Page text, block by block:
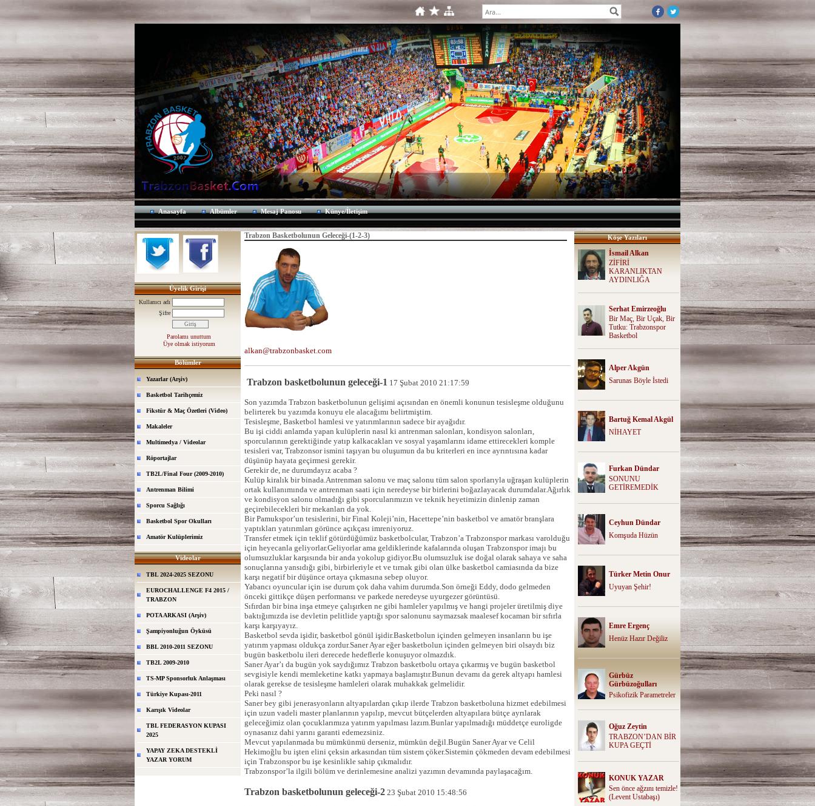
Anasayfa Albümler Mesaj Panosu Künye/İletişim
Üyelik Girişi
Kullanıcı adı
Şifre
Parolamı unuttum
Üye olmak istiyorum
Bölümler
Yazarlar (Arşiv)
Basketbol Tarihçemiz
Fikstür & Maç Özetleri (Video)
Makaleler
Multimedya / Videolar
Röportajlar
TB2L/Final Four (2009-2010)
Antrenman Bilimi
Sporcu Sağlığı
Basketbol Spor Okulları
Amatör Kulüplerimiz
Videolar
TBL 2024-2025 SEZONU
EUROCHALLENGE F4 2015 /
TRABZON
POTA ARKASI (Arşiv)
Şampiyonluğun Öyküsü
BBL 2010-2011 SEZONU
TB2L 2009-2010
TS-MP Sponsorluk Anlaşması
Türkiye Kupası-2011
Karışık Videolar
TBL FEDERASYON KUPASI
2025
YAPAY ZEKA DESTEKLİ
YAZAR YORUM
Trabzon Basketbolunun Geleceği-(1-2-3)
alkan@trabzonbasket.com
Trabzon basketbolunun geleceği-1 17 Şubat 2010 21:17:59
Son yazımda Trabzon basketbolunun gelişimi açısından en önemli konunun tesisleşme olduğunu
belirterek bu yazımda konuyu ele alacağımı belirtmiştim.
Tesisleşme, Basketbol hamlesi ve yatırımlarının sadece bir ayağıdır.
Bu işi ciddi anlamda yapan kulüplerin nasıl ki antrenman salonları, kondisyon salonları,
sporcularının gerektiğinde yatıp kalkacakları ve sosyal yaşamlarını idame ettirecekleri komple
tesisleri var, Trabzonsor ismini taşıyan bu oluşumun da bu kriterleri en ince ayrıntısına kadar
düşünüp hayata geçirmesi gerekir.
Gerekir de, ne durumdayız acaba ?
Kulüp kiralık bir binada.Antrenman salonu ve maç salonu tüm salon sporlarıyla uğraşan kulüplerin
ortak kullanımında ve antrenman saati için neredeyse bir birlerini boğazlayacak durumdalar.Ağırlık
ve kondisyon salonu olmadığı gibi sporcularımızın ve teknik heyetimizin dinlenip zaman
geçirebilecekleri bir mekanları da yok.
Bir Pamukspor’un tesislerini, bir Final Koleji’nin, Hacettepe’nin basketbol ve amatör branşlara
yaptıkları yatırımları görünce açıkçası imreniyoruz.
Transfer etmek için teklif götürdüğümüz basketbolcular, Trabzon’a Trabzonspor markası varolduğu
için heyecanla geliyorlar.Geliyorlar ama geldiklerinde kafalarında oluşan Trabzonspor imajı bu
olumsuzluklar karşısında bir anda yokolup gidiyor.Bu olumsuzluk ise doğal olarak sahaya ve saha
sonuçlarına yansıdığı gibi, birbirleriyle et ve tırnak gibi olan ülke basketbol camiasında da bize
karşı negatif bir düşünce ortaya çıkmasına sebep oluyor.
Yabancı oyuncular için ise durum çok daha vahim durumda.Son örneği Eddy, dodo gelmeden
önceki gittikçe düşen performansı ve parkede neredeyse uyurgezer görüntüsü.
Sıfırdan bir bina inşa etmeye çalışırken ne gibi hamleler yapılmış ve hangi projeler üretilmiş diye
baktığımızda ise devletin pelitlide yaptığı spor salonunu saymazsak maalesef kocaman bir sıfırla
karşı karşıyayız.
Basketbol sevda işidir, basketbol gönül işidir.Basketbolun içinden gelmeyen insanların bu işe
yatırım yapması oldukça zordur.Saner Ayar eğer basketbolun içinden gelmeyen biri olsaydı biz
bugün basketbolu ileri derecede hedeflerle konuşuyor olmazdık.
Saner Ayar’ı da bugün yok saydığımız Trabzon basketbolu ortaya çıkarmış ve bugün basketbol
sevgisiyle kendi memleketine katkı yapmaya başlamıştır.Bunun devamı da gerek altyapı hamlesi
olarak gerekse de tesisleşme hamleleri olarak muhakkak gelmelidir.
Peki nasıl ?
Saner bey gibi jenerasyonların altyapılardan çıkıp ilerde Trabzon basketboluna hizmet edebilmesi
için uzun vadeli master planlarının yapılıp, mevcut bütçelerden altyapılara bütçe ayrılarak
geleceğimiz olan çocuklarımıza yatırım yapılması lazım.Bunlar yapılmadığı müddetçe euroligde
oynasanız dahi yarını garanti edemezsiniz.
Mevcut yapılanmada bu mümkünmü derseniz, mümkün değil.Bugün Saner Ayar ve Celil
Hekimoğlu bu işten elini çeksin arkasından tüm sistem çöker.Sistemin çökmeden devam edebilmesi
için Trabzonspor bu işe kesinlikle sahip çıkmalıdır.
Trabzonspor’la ilgili bölüm ve derinlemesine analizi yazımın devamında paylaşacağım.
Trabzon basketbolunun geleceği-2 23 Şubat 2010 15:48:56
Köşe Yazıları
İsmail Alkan
ZİFİRİ
KARANLIKTAN
AYDINLIĞA
Serhat Emirzeoğlu
Bir Maç, Bir Uçak, Bir
Tutku: Trabzonspor
Basketbol
Alper Akgün
Sarunas Böyle İstedi
Bartuğ Kemal Akgül
NİHAYET
Furkan Dündar
SONUNU
GETİREMEDİK
Ceyhun Dündar
Komşuda Hüzün
Türker Metin Onur
Uyuyan Şehir!
Emre Ergenç
Henüz Hazır Değiliz
Gürbüz
Gürbüzoğulları
Psikofizik Parametreler
Oğuz Zeytin
TRABZON’DAN BİR
KUPA GEÇTİ
KONUK YAZAR
Sen önce ağzını temizle!
(Levent Ustabaşı)